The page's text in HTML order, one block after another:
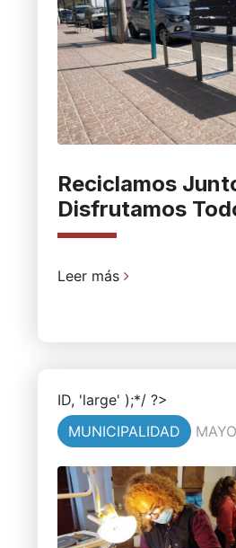
Reciclamos
Disfrutamos
Leer más
ID, 'large' );*/ ?>
MUNICIPALIDAD